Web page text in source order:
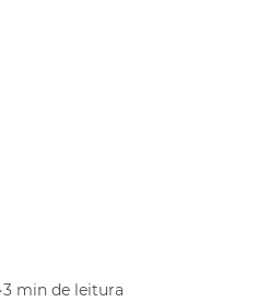
3 min de leitura